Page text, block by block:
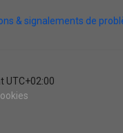
& signalements de
UTC+02:00